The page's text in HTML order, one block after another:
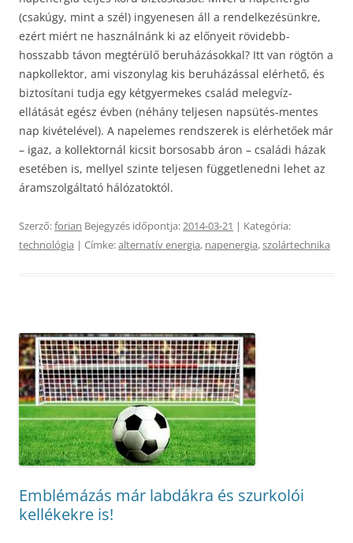
(csakúgy, mint a szél) ingyenesen áll a rendelkezésünkre,
ezért miért ne használnánk ki az előnyeit rövidebb-
hosszabb távon megtérülő beruházásokkal? Itt van rögtön a
napkollektor, ami viszonylag kis beruházással elérhető, és
biztosítani tudja egy kétgyermekes család melegvíz-
ellátását egész évben (néhány teljesen napsütés-mentes
nap kivételével). A napelemes rendszerek is elérhetőek már
– igaz, a kollektornál kicsit borsosabb áron – családi házak
esetében is, mellyel szinte teljesen függetlenedni lehet az
áramszolgáltató hálózatoktól.
Szerző:forian Bejegyzés időpontja:2014-03-21 | Kategória:
technológia | Címke:alternatív energia, napenergia,szolártechnika
Emblémázás már labdákra és szurkolói
kellékekre is!